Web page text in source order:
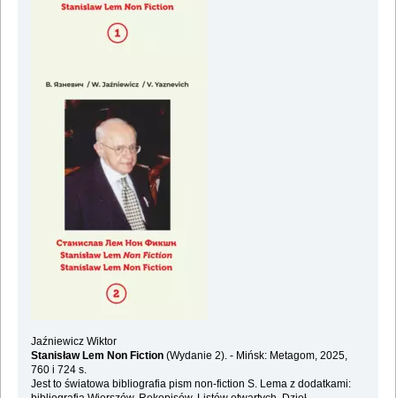
Jaźniewicz Wiktor
Stanisław Lem Non Fiction(Wydanie 2). - Mińsk: Metagom, 2025,
760 i 724 s.
Jest to światowa bibliografia pism non-fiction S. Lema z dodatkami: